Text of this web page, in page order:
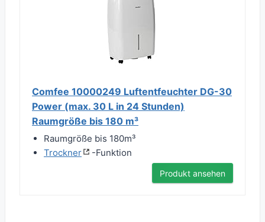
Comfee 10000249 Luftentfeuchter DG-30
Power (max. 30 L in 24 Stunden)
Raumgröße bis 180 m³
Raumgröße bis 180m³
Trockner
-Funktion
Produkt ansehen